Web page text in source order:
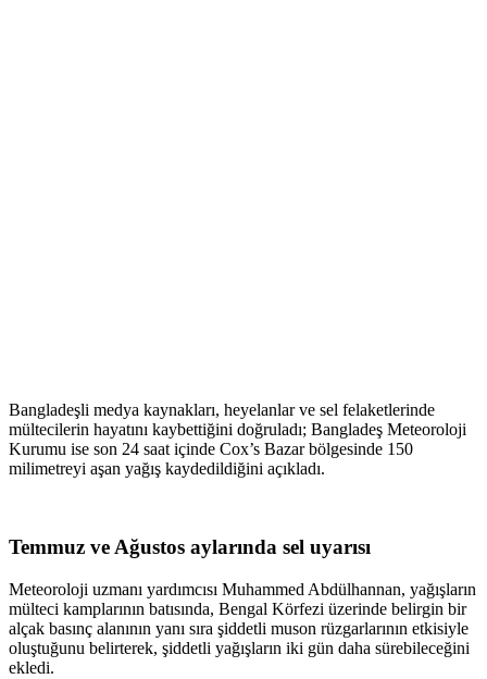
Bangladeşli medya kaynakları, heyelanlar ve sel felaketlerinde
mültecilerin hayatını kaybettiğini doğruladı; Bangladeş Meteoroloji
Kurumu ise son 24 saat içinde Cox’s Bazar bölgesinde 150
milimetreyi aşan yağış kaydedildiğini açıkladı.
Temmuz ve Ağustos aylarında sel uyarısı
Meteoroloji uzmanı yardımcısı Muhammed Abdülhannan, yağışların
mülteci kamplarının batısında, Bengal Körfezi üzerinde belirgin bir
alçak basınç alanının yanı sıra şiddetli muson rüzgarlarının etkisiyle
oluştuğunu belirterek, şiddetli yağışların iki gün daha sürebileceğini
ekledi.